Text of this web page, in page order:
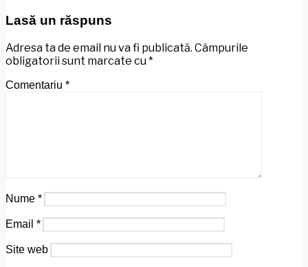
Lasă un răspuns
Adresa ta de email nu va fi publicată. Câmpurile
obligatorii sunt marcate cu*
Comentariu *
Nume *
Email *
Site web